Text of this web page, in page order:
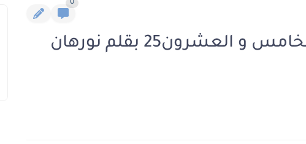
0
رواية مزيج العشق الفصل الخامس و العشرون25 بقلم نورهان